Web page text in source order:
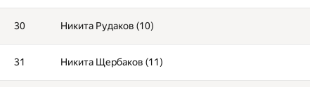
30 Никита Рудаков (10)
31 Никита Щербаков (11)